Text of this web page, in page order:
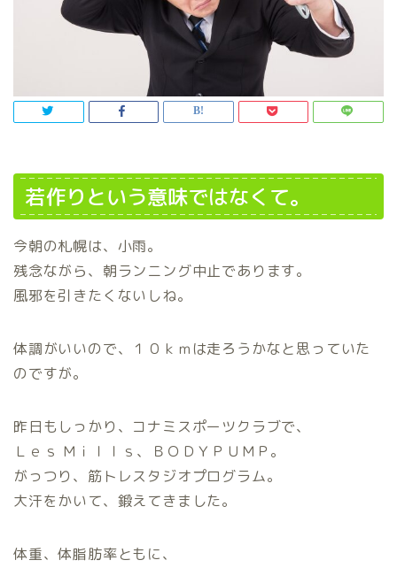
若作りという意味ではなくて。
今朝の札幌は、小雨。
残念ながら、朝ランニング中止であります。
風邪を引きたくないしね。
体調がいいので、１０ｋｍは走ろうかなと思っていた
のですが。
昨日もしっかり、コナミスポーツクラブで、
Ｌｅｓ Ｍｉｌｌｓ、ＢＯＤＹＰＵＭＰ。
がっつり、筋トレスタジオプログラム。
大汗をかいて、鍛えてきました。
体重、体脂肪率ともに、